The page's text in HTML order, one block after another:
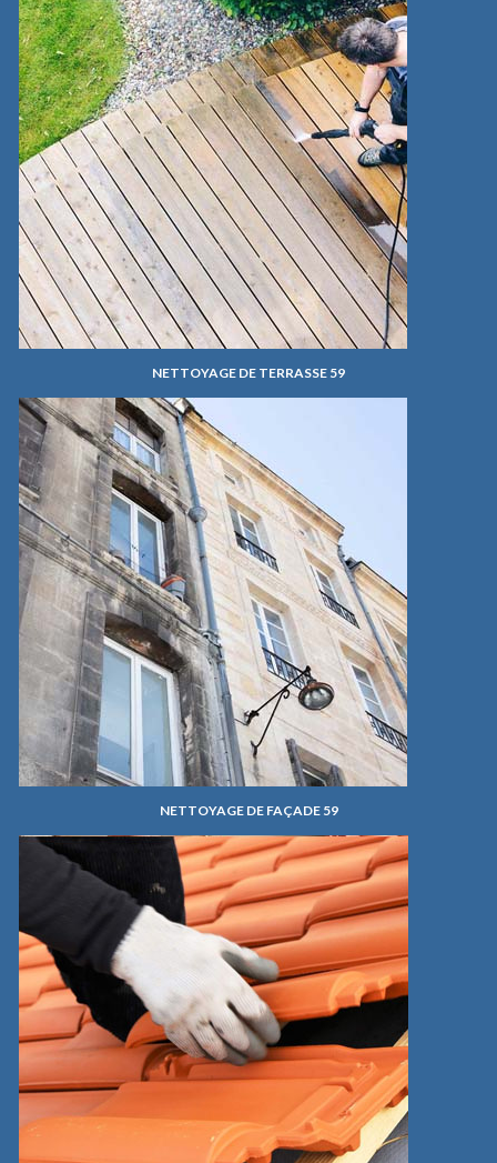
NETTOYAGE DE TERRASSE 59
NETTOYAGE DE FAÇADE 59